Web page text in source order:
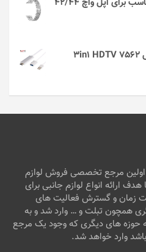
بند طرح Diamond کد i1012 مناسب برای اپل واچ 42/44
اولین مرجع تخصصی فروش لوازم
فعالیت خود را از سال ۹۸ با هدف ارائه انواع لوازم جانبی برای
زمان و گسترش فعالیت های
همچون تبلت و … وارد شد و به
حوزه های دیگری که وجود یک مرجع
وارد خواهد شد.